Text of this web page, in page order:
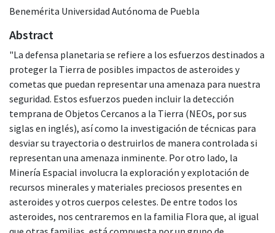
Benemérita Universidad Autónoma de Puebla
Abstract
"La defensa planetaria se refiere a los esfuerzos destinados a
proteger la Tierra de posibles impactos de asteroides y
cometas que puedan representar una amenaza para nuestra
seguridad. Estos esfuerzos pueden incluir la detección
temprana de Objetos Cercanos a la Tierra (NEOs, por sus
siglas en inglés), así como la investigación de técnicas para
desviar su trayectoria o destruirlos de manera controlada si
representan una amenaza inminente. Por otro lado, la
Minería Espacial involucra la exploración y explotación de
recursos minerales y materiales preciosos presentes en
asteroides y otros cuerpos celestes. De entre todos los
asteroides, nos centraremos en la familia Flora que, al igual